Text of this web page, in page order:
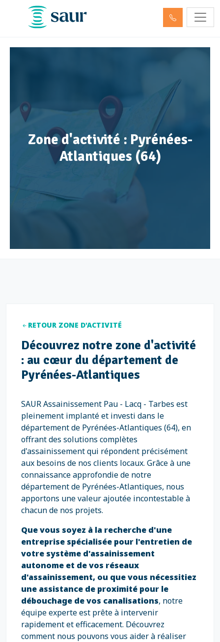
Zone d'activité : Pyrénées-
Atlantiques (64)
RETOUR ZONE D'ACTIVITÉ
Découvrez notre zone d'activité
: au cœur du département de
Pyrénées-Atlantiques
SAUR Assainissement Pau - Lacq - Tarbes est
pleinement implanté et investi dans le
département de Pyrénées-Atlantiques (64), en
offrant des solutions complètes
d'assainissement qui répondent précisément
aux besoins de nos clients locaux. Grâce à une
connaissance approfondie de notre
département de Pyrénées-Atlantiques, nous
apportons une valeur ajoutée incontestable à
chacun de nos projets.
Que vous soyez à la recherche d'une
entreprise spécialisée pour l'entretien de
votre système d'assainissement
autonome et de vos réseaux
d'assainissement, ou que vous nécessitiez
une assistance de proximité pour le
débouchage de vos canalisations, notre
équipe experte est prête à intervenir
rapidement et efficacement. Découvrez
comment nous pouvons vous aider à réaliser